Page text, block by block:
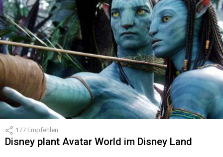
177 Empfehlen
Disney plant Avatar World im Disney Land